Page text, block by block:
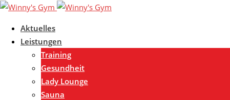
Aktuelles
Leistungen
Training
Gesundheit
Lady Lounge
Sauna